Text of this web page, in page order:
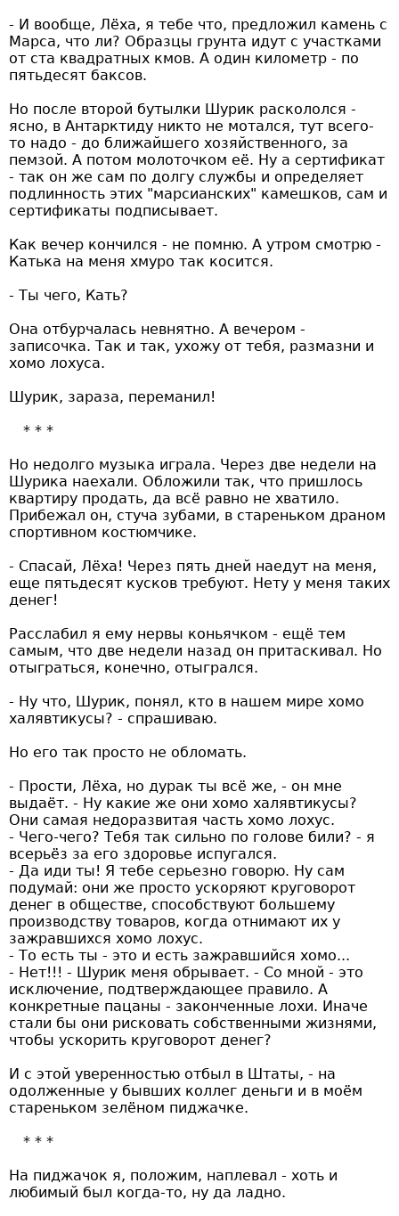
- И вообще, Лёха, я тебе что, предложил камень с
Марса, что ли? Образцы грунта идут с участками
от ста квадратных кмов. А один километр - по
пятьдесят баксов.
Но после второй бутылки Шурик раскололся -
ясно, в Антарктиду никто не мотался, тут всего-
то надо - до ближайшего хозяйственного, за
пемзой. А потом молоточком её. Ну а сертификат
- так он же сам по долгу службы и определяет
подлинность этих "марсианских" камешков, сам и
сертификаты подписывает.
Как вечер кончился - не помню. А утром смотрю -
Катька на меня хмуро так косится.
- Ты чего, Кать?
Она отбурчалась невнятно. А вечером -
записочка. Так и так, ухожу от тебя, размазни и
хомо лохуса.
Шурик, зараза, переманил!
Но недолго музыка играла. Через две недели на
Шурика наехали. Обложили так, что пришлось
квартиру продать, да всё равно не хватило.
Прибежал он, стуча зубами, в стареньком драном
спортивном костюмчике.
- Спасай, Лёха! Через пять дней наедут на меня,
еще пятьдесят кусков требуют. Нету у меня таких
денег!
Расслабил я ему нервы коньячком - ещё тем
самым, что две недели назад он притаскивал. Но
отыграться, конечно, отыгрался.
- Ну что, Шурик, понял, кто в нашем мире хомо
халявтикусы? - спрашиваю.
Но его так просто не обломать.
- Прости, Лёха, но дурак ты всё же, - он мне
выдаёт. - Ну какие же они хомо халявтикусы?
Они самая недоразвитая часть хомо лохус.
- Чего-чего? Тебя так сильно по голове били? - я
всерьёз за его здоровье испугался.
- Да иди ты! Я тебе серьезно говорю. Ну сам
подумай: они же просто ускоряют круговорот
денег в обществе, способствуют большему
производству товаров, когда отнимают их у
зажравшихся хомо лохус.
- То есть ты - это и есть зажравшийся хомо...
- Нет!!! - Шурик меня обрывает. - Со мной - это
исключение, подтверждающее правило. А
конкретные пацаны - законченные лохи. Иначе
стали бы они рисковать собственными жизнями,
чтобы ускорить круговорот денег?
И с этой уверенностью отбыл в Штаты, - на
одолженные у бывших коллег деньги и в моём
стареньком зелёном пиджачке.
На пиджачок я, положим, наплевал - хоть и
любимый был когда-то, ну да ладно.